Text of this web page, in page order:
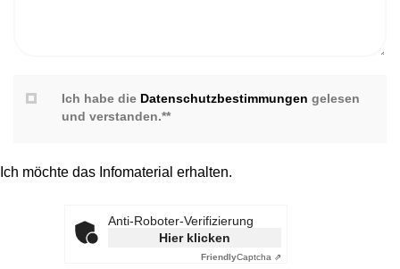
Ich habe die Datenschutzbestimmungen gelesen
und verstanden.**
Ich möchte das Infomaterial erhalten.
Anti-Roboter-Verifizierung
Hier klicken
FriendlyCaptcha ⇗